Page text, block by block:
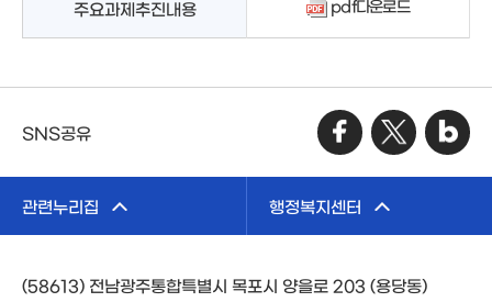
주요과제추진내용 pdf다운로드
SNS공유
관련누리집 행정복지센터
(58613) 전남광주통합특별시 목포시 양을로 203 (용당동)